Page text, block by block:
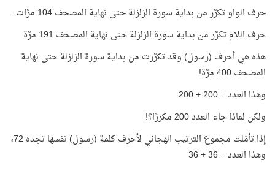
حرف الواو تكرَّر من بداية سورة الزلزلة حتى نهاية المصحف 104 مرَّات.
حرف اللام تكرَّر من بداية سورة الزلزلة حتى نهاية المصحف 191 مرَّة.
هذه هي أحرف (رسول) وقد تكرَّرت من بداية سورة الزلزلة حتى نهاية
المصحف 400 مرَّة!
وهذا العدد = 200 + 200
ولكن لماذا جاء العدد 200 مكررًا؟!
إذا تأمّلت مجموع الترتيب الهجائي لأحرف كلمة (رسول) نفسها تجده 72،
وهذا العدد = 36 + 36